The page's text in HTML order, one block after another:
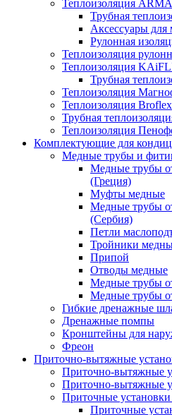
Теплоизоляция
Трубная
Аксессуары для
Рулонная
Теплоизоляция
Теплоизоляция
Трубная
Теплоизоляция
Теплоизоляция Broflex
Трубная
Теплоизоляция
Комплектующие для
Медные трубы и
Медные трубы
(Греция)
Муфты медные
Медные трубы
(Сербия)
Петли
Тройники
Припой
Отводы медные
Медные трубы
Медные трубы
Гибкие дренажные
Дренажные помпы
Кронштейны для
Фреон
Приточно-вытяжные
Приточно-вытяжные
Приточно-вытяжные
Приточные
Приточные